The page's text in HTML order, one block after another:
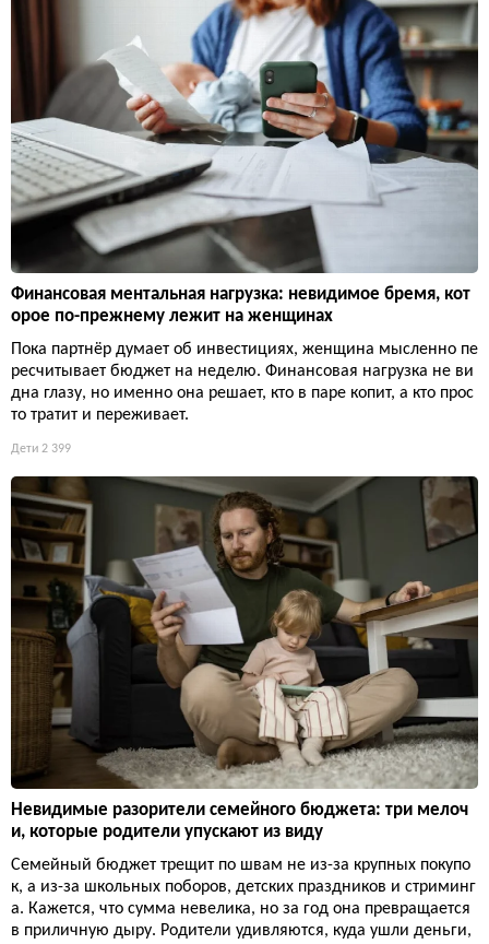
Финансовая ментальная нагрузка: невидимое бремя, кот
орое по-прежнему лежит на женщинах
Пока партнёр думает об инвестициях, женщина мысленно пе
ресчитывает бюджет на неделю. Финансовая нагрузка не ви
дна глазу, но именно она решает, кто в паре копит, а кто прос
то тратит и переживает.
Дети 2 399
Невидимые разорители семейного бюджета: три мелоч
и, которые родители упускают из виду
Семейный бюджет трещит по швам не из-за крупных покупо
к, а из-за школьных поборов, детских праздников и стриминг
а. Кажется, что сумма невелика, но за год она превращается
в приличную дыру. Родители удивляются, куда ушли деньги,